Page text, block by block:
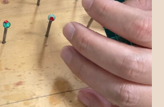
クセサリー
工ペット用品
樹脂粘土